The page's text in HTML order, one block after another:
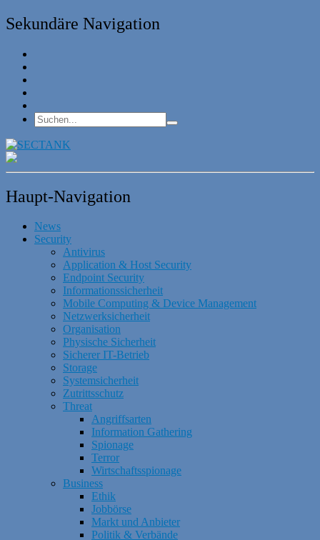
Sekundäre Navigation
Haupt-Navigation
News
Security
Antivirus
Application & Host Security
Endpoint Security
Informationssicherheit
Mobile Computing & Device Management
Netzwerksicherheit
Organisation
Physische Sicherheit
Sicherer IT-Betrieb
Storage
Systemsicherheit
Zutrittsschutz
Threat
Angriffsarten
Information Gathering
Spionage
Terror
Wirtschaftsspionage
Business
Ethik
Jobbörse
Markt und Anbieter
Politik & Verbände